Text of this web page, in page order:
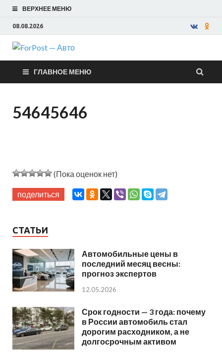
ВЕРХНЕЕ МЕНЮ
08.08.2026
ForPost —
Авто
ГЛАВНОЕ МЕНЮ
54645646
(Пока оценок нет)
поделиться
СТАТЬИ
Автомобильные цены в
последний месяц весны:
прогноз экспертов
12.05.2026
Срок годности — 3 года: почему
в России автомобиль стал
дорогим расходником, а не
долгосрочным активом